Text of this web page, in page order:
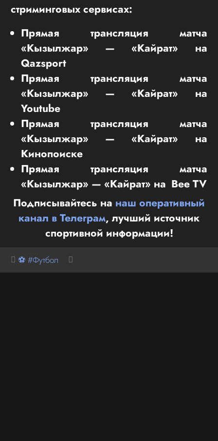
стриминговых сервисах:
Прямая трансляция матча
«Кызылжар» — «Кайрат» на
Qazsport
Прямая трансляция матча
«Кызылжар» — «Кайрат» на
Youtube
Прямая трансляция матча
«Кызылжар» — «Кайрат» на
Кинопоиске
Прямая трансляция матча
«Кызылжар» — «Кайрат» на Bee TV
Подписывайтесь на наш оперативный
канал в Телеграм, лучший источник
спортивной информации!
⚽ #Футбол